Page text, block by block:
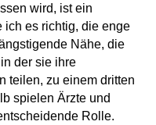
wird, ist ein
ich es richtig, die enge
Nähe, die
der sie ihre
teilen, zu einem dritten
spielen Ärzte und
Rolle.